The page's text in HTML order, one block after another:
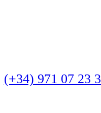
(+34) 971 07 23